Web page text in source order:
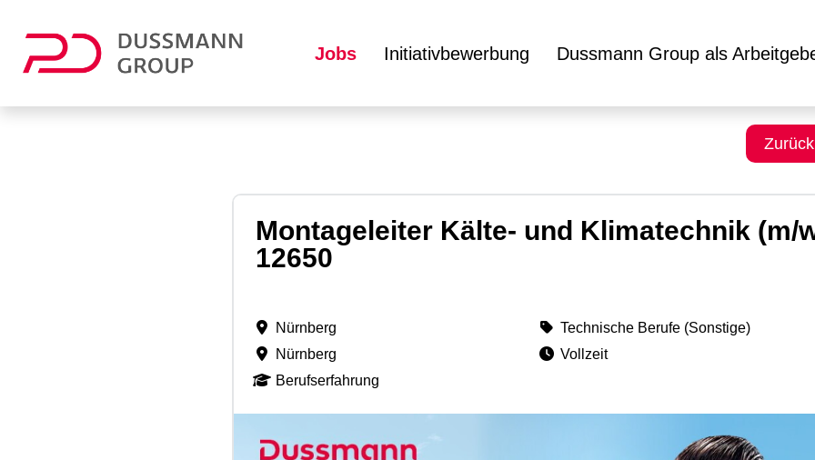
Jobs Initiativbewerbung Dussmann Group als
Zurück
Montageleiter Kälte- und Klimatechnik (m/
12650
Nürnberg
Nürnberg
Berufserfahrung
Technische Berufe (Sonstige)
Vollzeit